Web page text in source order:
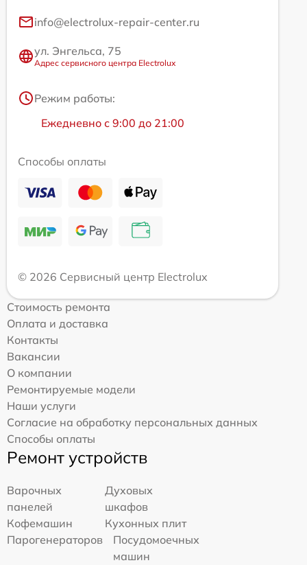
info@electrolux-repair-center.ru
ул. Энгельса, 75
Адрес сервисного центра Electrolux
Режим работы:
Ежедневно с 9:00 до 21:00
Способы оплаты
© 2026 Сервисный центр Electrolux
Стоимость ремонта
Оплата и доставка
Контакты
Вакансии
О компании
Ремонтируемые модели
Наши услуги
Согласие на обработку персональных данных
Способы оплаты
Ремонт устройств
Варочных
панелей
Духовых
шкафов
Кофемашин
Кухонных плит
Парогенераторов
Посудомоечных
машин